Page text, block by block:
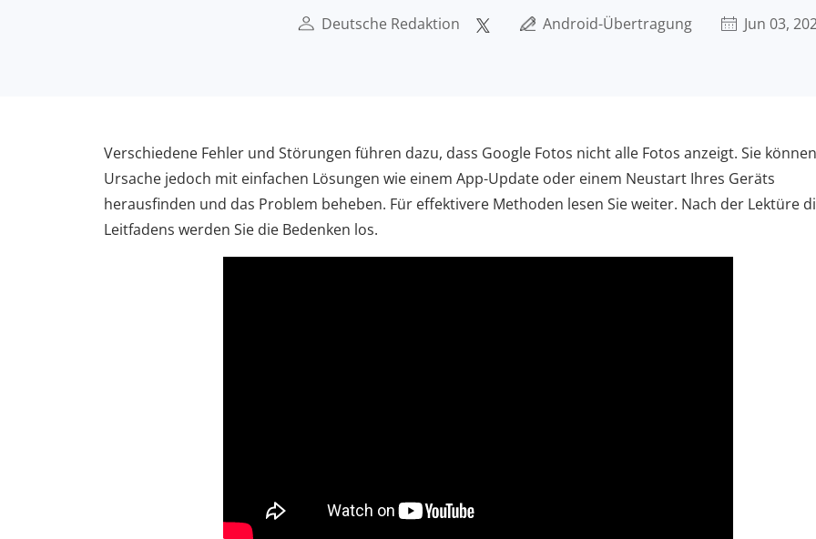
Deutsche Redaktion Android-Übertragung Jun 03,
Verschiedene Fehler und Störungen führen dazu, dass Google Fotos nicht alle Fotos anzeigt. Sie
Ursache jedoch mit einfachen Lösungen wie einem App-Update oder einem Neustart Ihres Geräts
herausfinden und das Problem beheben. Für effektivere Methoden lesen Sie weiter. Nach der Lektüre
Leitfadens werden Sie die Bedenken los.